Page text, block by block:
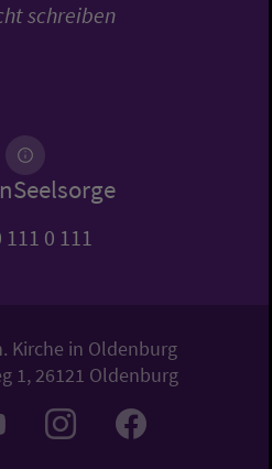
schreiben
111 0 111
Kirche in Oldenburg
1, 26121 Oldenburg